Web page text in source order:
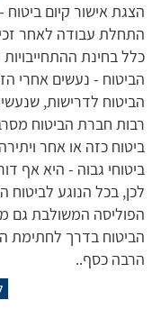
הצגת אישור קיום
התחלת עבודה לאחר
כלל בחינת
הביטוח - נעשים אחרי
הביטוח לדרישות,
רבות חברת הביטוח
ביטוח כזה או אחר
ביטוחי גבוה - היא אף
לכן, בכל הנוגע לביטוח
הפוליסה המשולבת גם
הביטוח בדרך לחתימת
הרבה כסף..